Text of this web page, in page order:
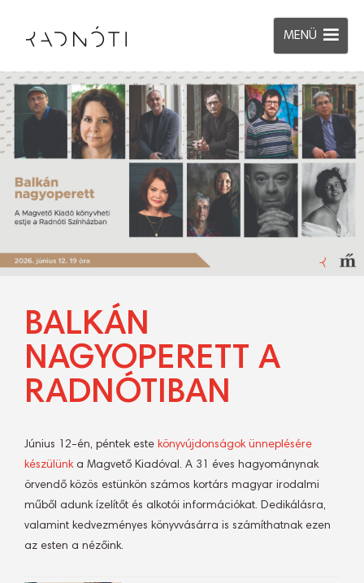
MENÜ
BALKÁN
NAGYOPERETT A
RADNÓTIBAN
Június 12-én, péntek este könyvújdonságok ünneplésére
készülünka Magvető Kiadóval. A 31 éves hagyománynak
örvendő közös estünkön számos kortárs magyar irodalmi
műből adunk ízelítőt és alkotói információkat. Dedikálásra,
valamint kedvezményes könyvvásárra is számíthatnak ezen
az esten a nézőink.